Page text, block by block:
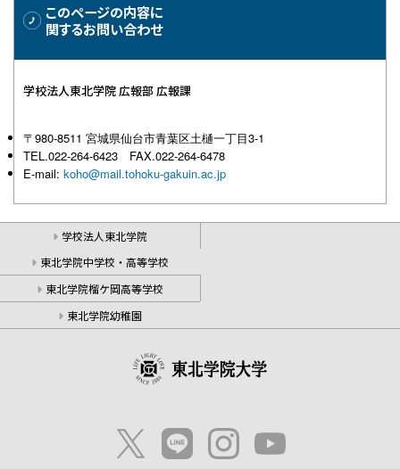
このページの内容に
関するお問い合わせ
学校法人東北学院 広報部 広報課
〒980-8511 宮城県仙台市青葉区土樋一丁目3-1
TEL.022-264-6423 FAX.022-264-6478
E-mail: koho@mail.tohoku-gakuin.ac.jp
学校法人東北学院
東北学院中学校・高等学校
東北学院榴ケ岡高等学校
東北学院幼稚園